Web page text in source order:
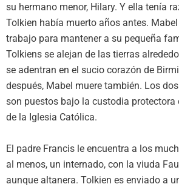
su hermano menor, Hilary. Y ella tenía
Tolkien había muerto años antes.
trabajo para mantener a su pequeña
Tolkiens se alejan de las tierras
se adentran en el sucio corazón de
después, Mabel muere también. Los
son puestos bajo la custodia protectora
de la Iglesia Católica.
El padre Francis le encuentra a los
al menos, un internado, con la viuda
aunque altanera. Tolkien es enviado a